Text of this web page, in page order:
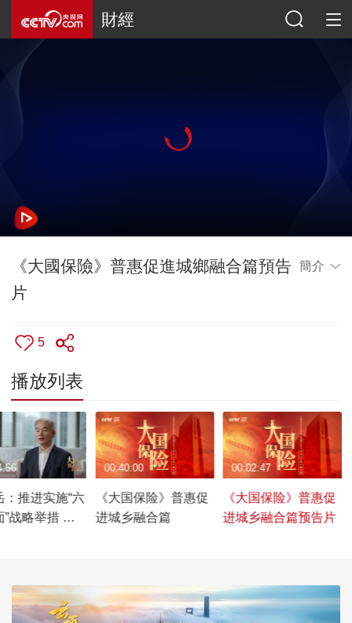
財經
《大國保險》普惠促進城鄉融合篇預告
片
簡介
5
播放列表
：推进实施“六
”战略举措 加
《大国保险》普惠促
进城乡融合篇
00:40:00
《大国保险》普惠促
进城乡融合篇预告片
00:02:47